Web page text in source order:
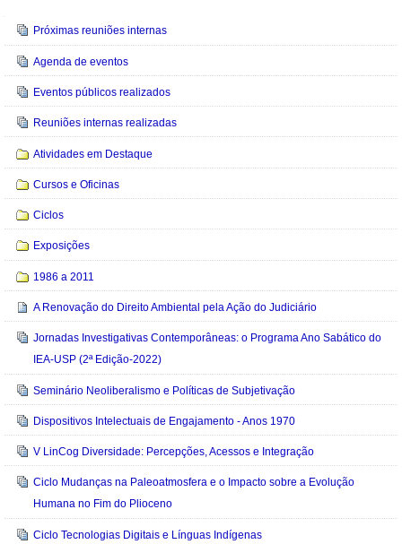
Navegação
Próximas reuniões internas
Agenda de eventos
Eventos públicos realizados
Reuniões internas realizadas
Atividades em Destaque
Cursos e Oficinas
Ciclos
Exposições
1986 a 2011
A Renovação do Direito Ambiental pela Ação do Judiciário
Jornadas Investigativas Contemporâneas: o Programa Ano Sabático do
IEA-USP (2ª Edição-2022)
Seminário Neoliberalismo e Políticas de Subjetivação
Dispositivos Intelectuais de Engajamento - Anos 1970
V LinCog Diversidade: Percepções, Acessos e Integração
Ciclo Mudanças na Paleoatmosfera e o Impacto sobre a Evolução
Humana no Fim do Plioceno
Ciclo Tecnologias Digitais e Línguas Indígenas